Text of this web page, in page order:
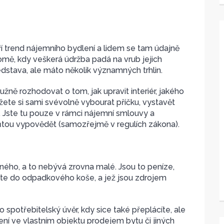
trend nájemního bydlení a lidem se tam údajně
kdy veškerá údržba padá na vrub jejich
ale máto několik významných trhlin.
rozhodovat o tom, jak upravit interiér, jakého
si sami svévolně vybourat příčku, vystavět
tu pouze v rámci nájemní smlouvy a
vypovědět (samozřejmě v regulích zákona).
a to nebývá zrovna malé. Jsou to peníze,
do odpadkového koše, a jež jsou zdrojem
úvěr, kdy sice také přeplácíte, ale
ve vlastním objektu prodejem bytu či jiných